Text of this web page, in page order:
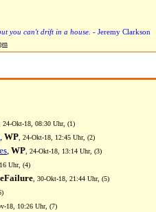
you can't drift in a house. - Jeremy Clarkson
, 24-Okt-18, 08:30 Uhr, (1)
, WP , 24-Okt-18, 12:45 Uhr, (2)
, WP , 24-Okt-18, 13:14 Uhr, (3)
Uhr, (4)
, 30-Okt-18, 21:44 Uhr, (5)
18, 10:26 Uhr, (7)